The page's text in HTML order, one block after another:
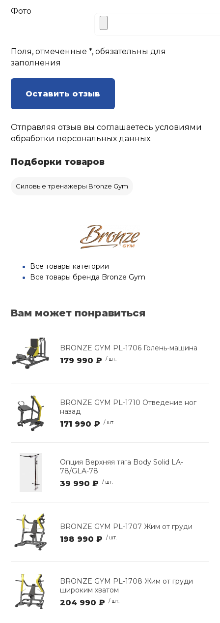
Фото
Поля, отмеченные *, обязательны для
заполнения
Оставить отзыв
Отправляя отзыв вы соглашаетесьусловиями
обработки персональных данных.
Подборки товаров
Силовые тренажеры Bronze Gym
Все товары категории
Все товары бренда Bronze Gym
Вам может понравиться
BRONZE GYM PL-1706 Голень-машина
179 990 ₽ / шт.
BRONZE GYM PL-1710 Отведение ног
назад
171 990 ₽ / шт.
Опция Верхняя тяга Body Solid LA-
78/GLA-78
39 990 ₽ / шт.
BRONZE GYM PL-1707 Жим от груди
198 990 ₽ / шт.
BRONZE GYM PL-1708 Жим от груди
широким хватом
204 990 ₽ / шт.